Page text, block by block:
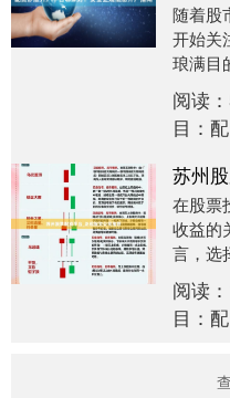
随着股
开始关
琅满目
正规且
提供一
阅读：
目：
苏州
在股票
收益的
言，选
至关重
的苏州
阅读：
目：